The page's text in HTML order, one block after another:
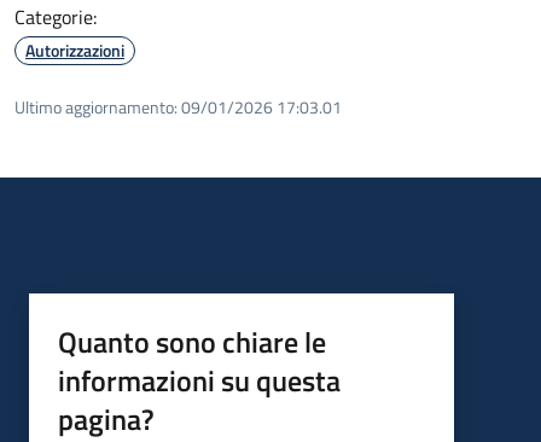
Categorie:
Autorizzazioni
Ultimo aggiornamento:09/01/2026 17:03.01
Quanto sono chiare le
informazioni su questa
pagina?